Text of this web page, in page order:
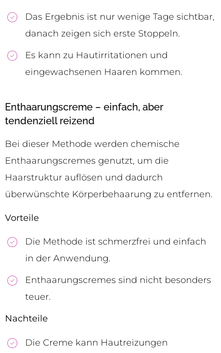
Das Ergebnis ist nur wenige Tage sichtbar,
danach zeigen sich erste Stoppeln.
Es kann zu Hautirritationen und
eingewachsenen Haaren kommen.
Enthaarungscreme – einfach, aber
tendenziell reizend
Bei dieser Methode werden chemische
Enthaarungscremes genutzt, um die
Haarstruktur auflösen und dadurch
überwünschte Körperbehaarung zu entfernen.
Vorteile
Die Methode ist schmerzfrei und einfach
in der Anwendung.
Enthaarungscremes sind nicht besonders
teuer.
Nachteile
Die Creme kann Hautreizungen